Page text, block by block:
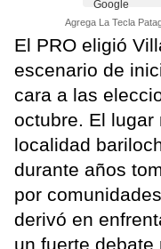
Agrega La Tecla
El PRO eligió
escenario de
cara a las
octubre. El lugar
localidad
durante años
por
derivó en
un fuerte